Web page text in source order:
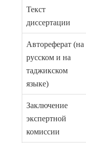
Текст
диссертации
Автореферат (на
русском и на
таджикском
языке)
Заключение
экспертной
комиссии